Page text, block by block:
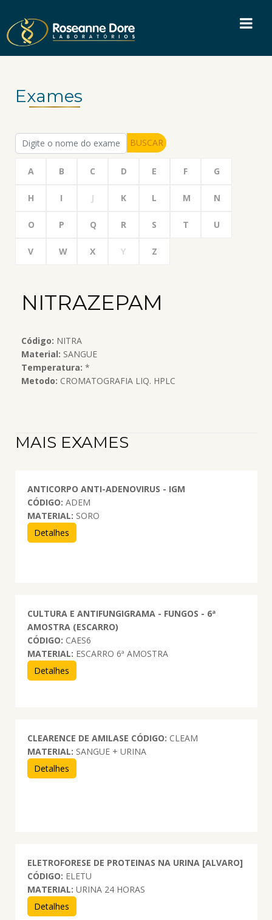
Exames
BUSCAR
A B C D E F G
H I J K L M N
O P Q R S T U
V W X Y Z
NITRAZEPAM
Código: NITRA
Material: SANGUE
Temperatura: *
Metodo: CROMATOGRAFIA LIQ. HPLC
MAIS EXAMES
ANTICORPO ANTI-ADENOVIRUS - IGM
CÓDIGO: ADEM
MATERIAL: SORO
Detalhes
CULTURA E ANTIFUNGIGRAMA - FUNGOS - 6ª
AMOSTRA (ESCARRO)
CÓDIGO: CAES6
MATERIAL: ESCARRO 6ª AMOSTRA
Detalhes
CLEARENCE DE AMILASE CÓDIGO: CLEAM
MATERIAL: SANGUE + URINA
Detalhes
ELETROFORESE DE PROTEINAS NA URINA [ALVARO]
CÓDIGO: ELETU
MATERIAL: URINA 24 HORAS
Detalhes